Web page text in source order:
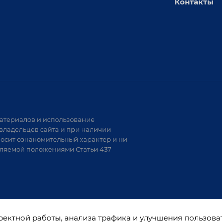
Монтаж
возможности автоматизации
и использование
сайта и при наличии
ознакомительный характер и ни
положениями Статьи 437
работы, анализа трафика и улучшения